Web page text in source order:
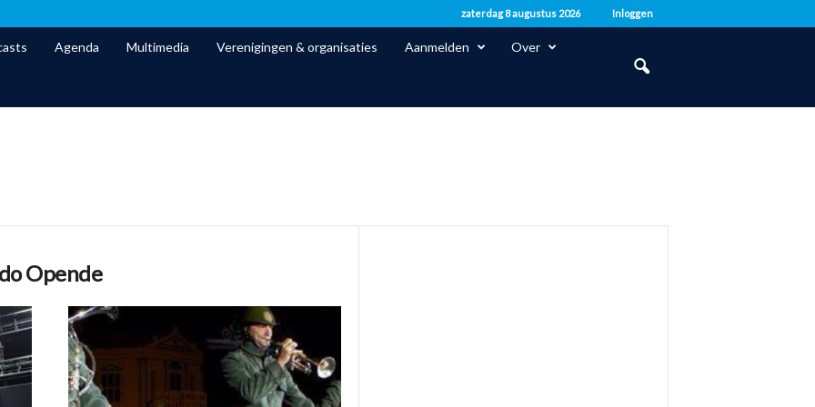
zaterdag 8 augustus 2026 Inloggen
Agenda Multimedia Verenigingen & organisaties Aanmelden Over
Opende